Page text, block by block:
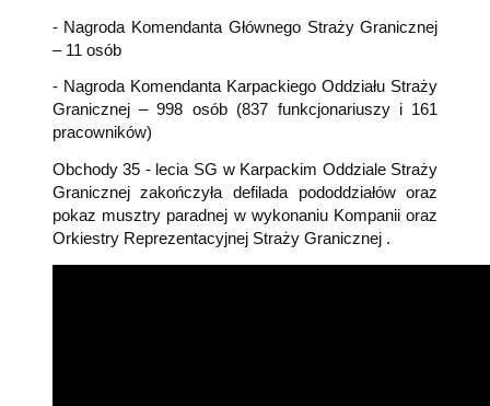
- Nagroda Komendanta Głównego Straży Granicznej
– 11 osób
- Nagroda Komendanta Karpackiego Oddziału Straży
Granicznej – 998 osób (837 funkcjonariuszy i 161
pracowników)
Obchody 35 - lecia SG w Karpackim Oddziale Straży
Granicznej zakończyła defilada pododdziałów oraz
pokaz musztry paradnej w wykonaniu Kompanii oraz
Orkiestry Reprezentacyjnej Straży Granicznej .